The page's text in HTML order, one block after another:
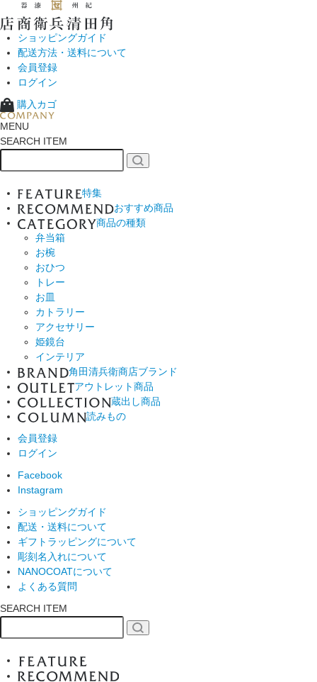
ショッピングガイド
配送方法・送料について
会員登録
ログイン
購入カゴ
MENU
SEARCH ITEM
特集
おすすめ商品
商品の種類
弁当箱
お椀
おひつ
トレー
お皿
カトラリー
アクセサリー
姫鏡台
インテリア
角田清兵衛商店ブランド
アウトレット商品
蔵出し商品
読みもの
会員登録
ログイン
Facebook
Instagram
ショッピングガイド
配送・送料について
ギフトラッピングについて
彫刻名入れについて
NANOCOATについて
よくある質問
SEARCH ITEM